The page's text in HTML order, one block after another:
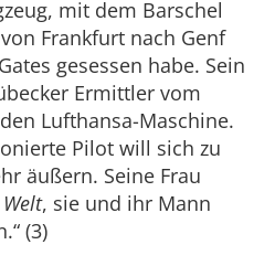
mit dem Barschel
Frankfurt nach Genf
gesessen habe. Sein
Ermittler vom
Lufthansa-Maschine.
Pilot will sich zu
äußern. Seine Frau
, sie und ihr Mann
(3)